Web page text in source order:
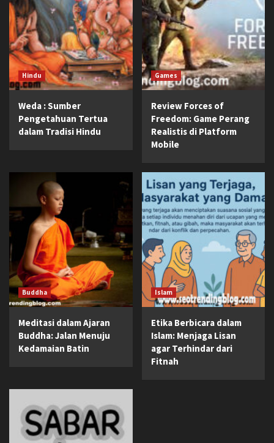
Hindu
Weda : Sumber
Pengetahuan Tertua
dalam Tradisi Hindu
Games
Review Forces of
Freedom: Game Perang
Realistis di Platform
Mobile
Buddha
Meditasi dalam Ajaran
Buddha: Jalan Menuju
Kedamaian Batin
Islam
Etika Berbicara dalam
Islam: Menjaga Lisan
agar Terhindar dari
Fitnah